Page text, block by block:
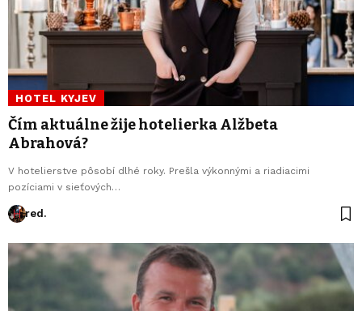
HOTEL KYJEV
Čím aktuálne žije hotelierka Alžbeta
Abrahová?
V hotelierstve pôsobí dlhé roky. Prešla výkonnými a riadiacimi
pozíciami v sieťových…
red.